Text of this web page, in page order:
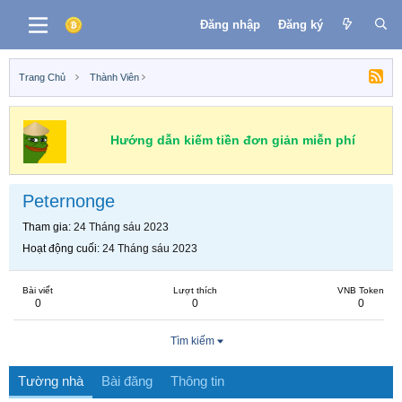
Đăng nhập Đăng ký
Trang Chủ Thành Viên
Hướng dẫn kiếm tiền đơn giản miễn phí
Peternonge
Tham gia 24 Tháng sáu 2023
Hoạt động cuối 24 Tháng sáu 2023
Bài viết
0
Lượt thích
0
VNB Token
0
Tìm kiếm
Tường nhà Bài đăng Thông tin